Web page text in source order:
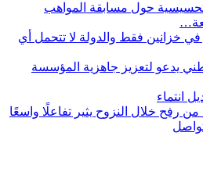
حول مسابقة المواهب
في خزانين فقط والدولة لا تتحمل أي
يدعو لتعزيز جاهزية المؤسسة
انتماء
رفح خلال النزوح يثير تفاعلًا واسعًا